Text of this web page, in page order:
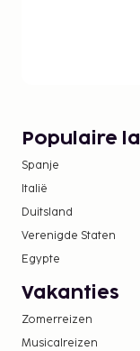
from Peter
Populaire
Spanje
Italië
Duitsland
Verenigde Staten
Egypte
Vakanties
Zomerreizen
Musicalreizen